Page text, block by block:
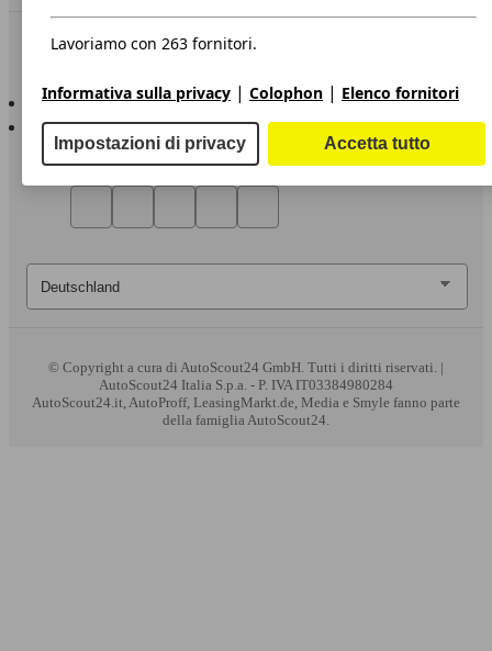
Sempre con te
AutoScout24 per iOS
AutoScout24 per Android
© Copyright a cura di AutoScout24 GmbH. Tutti i diritti riservati. |
AutoScout24 Italia S.p.a. - P. IVA IT03384980284
AutoScout24.it, AutoProff, LeasingMarkt.de, Media e Smyle fanno parte
della famiglia AutoScout24.
Lavoriamo con 263 fornitori.
Informativa sulla privacy | Colophon | Elenco fornitori
Impostazioni di privacy Accetta tutto